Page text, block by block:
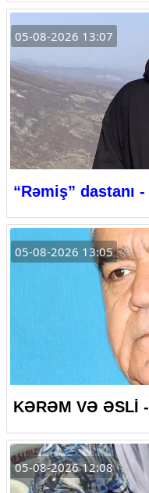
05-08-2026 13:07
“Rəmiş” dastanı -
05-08-2026 13:05
KƏRƏM VƏ ƏSLİ -
05-08-2026 12:08